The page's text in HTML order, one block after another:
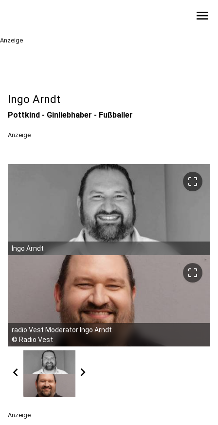
menu
Anzeige
Ingo Arndt
Pottkind - Ginliebhaber - Fußballer
Anzeige
crop_free
Ingo Arndt
crop_free
radio Vest Moderator Ingo Arndt
© Radio Vest
chevron_left chevron_right
Anzeige